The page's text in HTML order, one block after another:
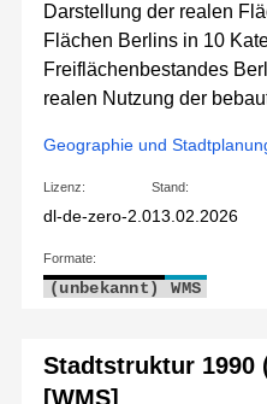
Darstellung der realen
Flächen Berlins in 10
Freiflächenbestandes
realen Nutzung der
Geographie und
Lizenz:
dl-de-zero-2.0
Stand:
13.02.2026
Formate:
(unbekannt) WMS
Stadtstruktur 1990
[WMS]